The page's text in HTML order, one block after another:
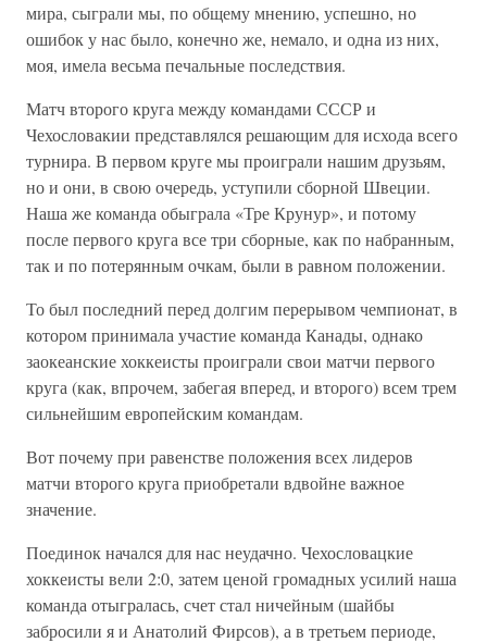
мира, сыграли мы, по общему мнению, успешно, но
ошибок у нас было, конечно же, немало, и одна из них,
моя, имела весьма печальные последствия.
Матч второго круга между командами СССР и
Чехословакии представлялся решающим для исхода всего
турнира. В первом круге мы проиграли нашим друзьям,
но и они, в свою очередь, уступили сборной Швеции.
Наша же команда обыграла «Тре Крунур», и потому
после первого круга все три сборные, как по набранным,
так и по потерянным очкам, были в равном положении.
То был последний перед долгим перерывом чемпионат, в
котором принимала участие команда Канады, однако
заокеанские хоккеисты проиграли свои матчи первого
круга (как, впрочем, забегая вперед, и второго) всем трем
сильнейшим европейским командам.
Вот почему при равенстве положения всех лидеров
матчи второго круга приобретали вдвойне важное
значение.
Поединок начался для нас неудачно. Чехословацкие
хоккеисты вели 2:0, затем ценой громадных усилий наша
команда отыгралась, счет стал ничейным (шайбы
забросили я и Анатолий Фирсов), а в третьем периоде,